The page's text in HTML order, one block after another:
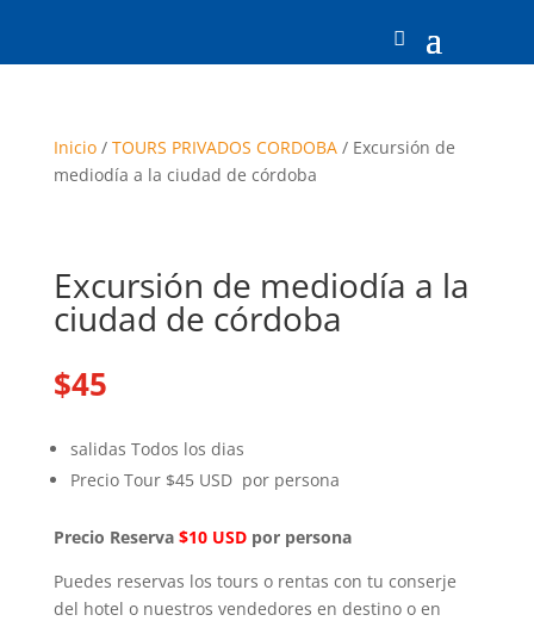
Inicio/ TOURS PRIVADOS CORDOBA/ Excursión de
mediodía a la ciudad de córdoba
Excursión de mediodía a la
ciudad de córdoba
$45
salidas Todos los dias
Precio Tour $45 USD por persona
Precio Reserva $10 USDpor persona
Puedes reservas los tours o rentas con tu conserje
del hotel o nuestros vendedores en destino o en